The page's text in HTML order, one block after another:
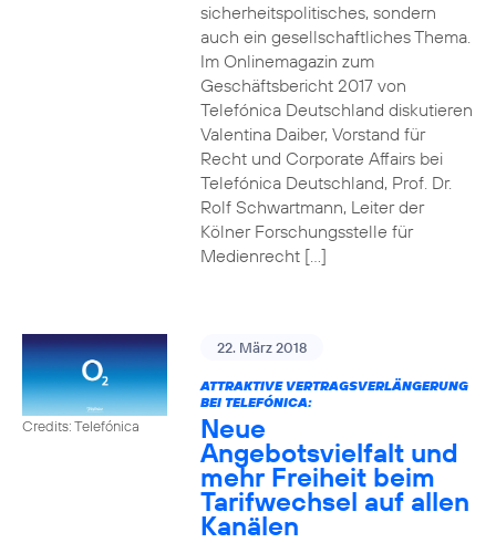
sicherheitspolitisches, sondern
auch ein gesellschaftliches Thema.
Im Onlinemagazin zum
Geschäftsbericht 2017 von
Telefónica Deutschland diskutieren
Valentina Daiber, Vorstand für
Recht und Corporate Affairs bei
Telefónica Deutschland, Prof. Dr.
Rolf Schwartmann, Leiter der
Kölner Forschungsstelle für
Medienrecht […]
Credits: Telefónica
22. März 2018
ATTRAKTIVE VERTRAGSVERLÄNGERUNG
BEI TELEFÓNICA:
Neue
Angebotsvielfalt und
mehr Freiheit beim
Tarifwechsel auf allen
Kanälen